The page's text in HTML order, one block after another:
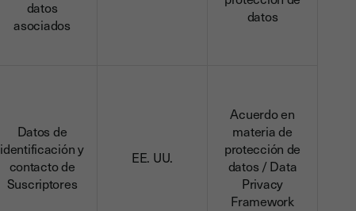
datos
asociados
datos
Datos de
identificación y
contacto de
Suscriptores
EE. UU.
Acuerdo en
materia de
protección de
datos / Data
Privacy
Framework